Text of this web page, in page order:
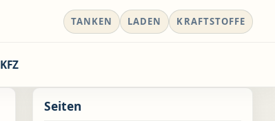
TANKEN LADEN KRAFTSTOFFE
KFZ
Seiten